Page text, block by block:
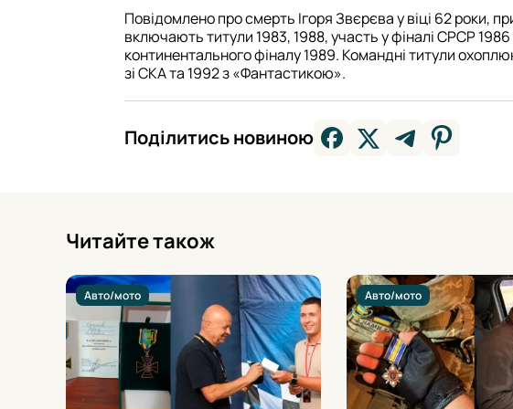
Повідомлено про смерть Ігоря Звєрєва у віці 62 роки,
включають титули 1983, 1988, участь у фіналі СРСР
континентального фіналу 1989. Командні титули
зі СКА та 1992 з «Фантастикою».
Поділитись новиною
Читайте також
Авто/мото Авто/мото